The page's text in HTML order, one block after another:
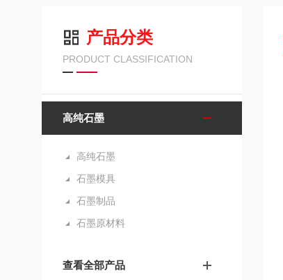
产品分类
PRODUCT CLASSIFICATION
高纯石墨
高纯石墨
石墨模具
石墨制品
石墨原材料
查看全部产品